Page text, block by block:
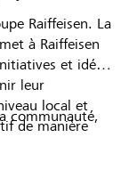
Raiffeisen. La
à Raiffeisen
et idées
leur
local et
de manière
communauté,